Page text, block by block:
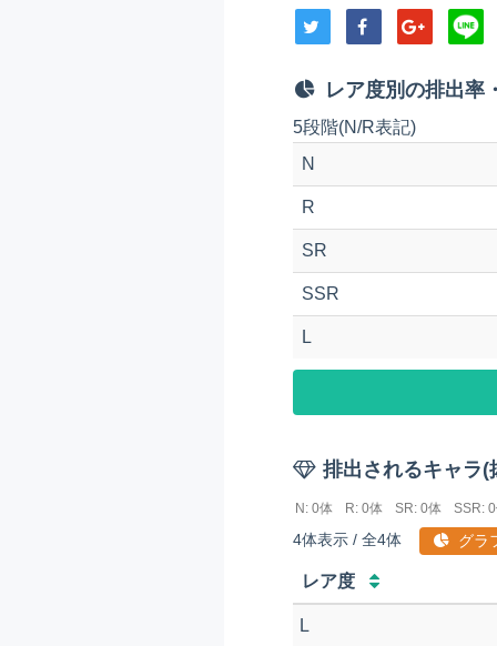
レア度別の排出率
5段階(N/R表記)
N
R
SR
SSR
L
排出されるキャラ(
N: 0体 R: 0体 SR: 0体 SSR:
4体表示 / 全4体 グラ
レア度
L